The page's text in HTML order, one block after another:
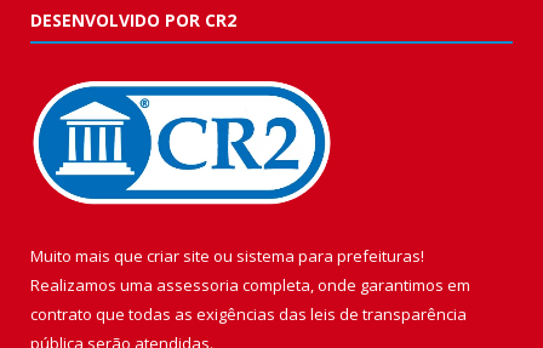
DESENVOLVIDO POR CR2
Muito mais que criar site ou sistema para prefeituras!
Realizamos uma assessoria completa, onde garantimos em
contrato que todas as exigências das leis de transparência
pública serão atendidas.